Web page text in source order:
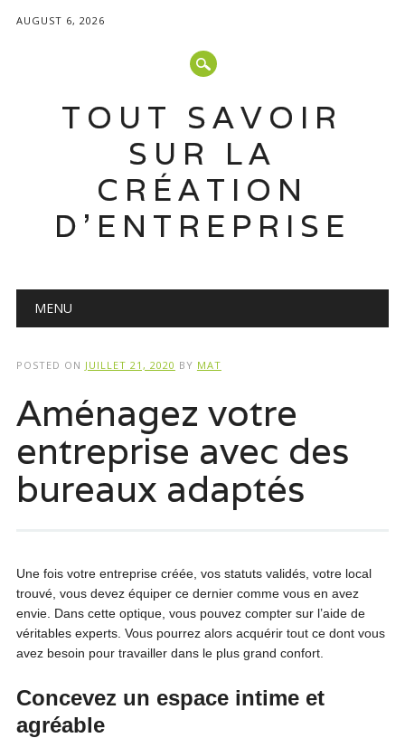
AUGUST 6, 2026
TOUT SAVOIR
SUR LA
CRÉATION
D'ENTREPRISE
Main menu
MENU
POSTED ON JUILLET 21, 2020 BY MAT
Aménagez votre
entreprise avec des
bureaux adaptés
Une fois votre entreprise créée, vos statuts validés, votre local
trouvé, vous devez équiper ce dernier comme vous en avez
envie. Dans cette optique, vous pouvez compter sur l’aide de
véritables experts. Vous pourrez alors acquérir tout ce dont vous
avez besoin pour travailler dans le plus grand confort.
Concevez un espace intime et
agréable